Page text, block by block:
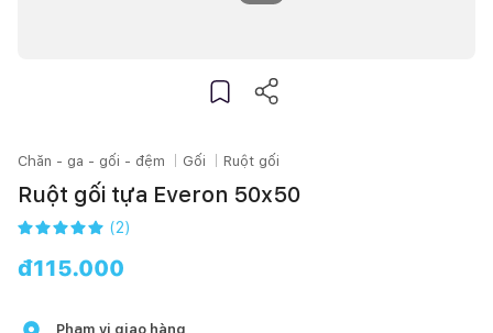
Chăn - ga - gối - đệm Gối Ruột gối
Ruột gối tựa Everon 50x50
(2)
đ115.000
Phạm vi giao hàng